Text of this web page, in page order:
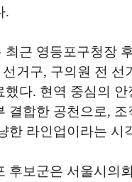
.
최근 영등포구청장
거구, 구의원 전 선
했다. 현역 중심의 안
결합한 공천으로,
한 라인업이라는 시
후보군은 서울시의